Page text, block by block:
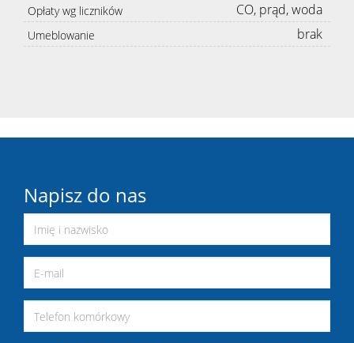
Opłaty wg liczników
CO, prąd, woda
Umeblowanie brak
Napisz do nas